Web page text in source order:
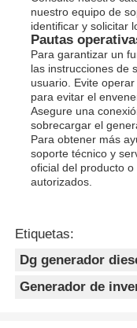
nuestro equipo de
identificar y solicitar
Pautas
Para garantizar un
las instrucciones de
usuario. Evite
para evitar el
Asegure una
sobrecargar el
Para obtener más
soporte técnico y
oficial del producto
autorizados.
Etiquetas:
Dg generador
Generador de